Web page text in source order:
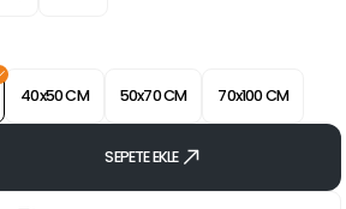
40x50 CM 50x70 CM 70x100 CM
SEPETE EKLE